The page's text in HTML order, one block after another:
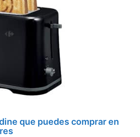
que puedes comprar en